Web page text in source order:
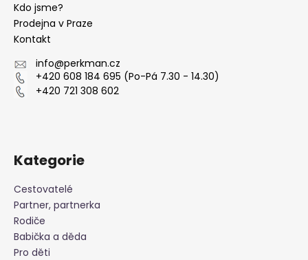
Kdo jsme?
Prodejna v Praze
Kontakt
info@perkman.cz
+420 608 184 695 (Po-Pá 7.30 - 14.30)
+420 721 308 602
Kategorie
Cestovatelé
Partner, partnerka
Rodiče
Babička a děda
Pro děti